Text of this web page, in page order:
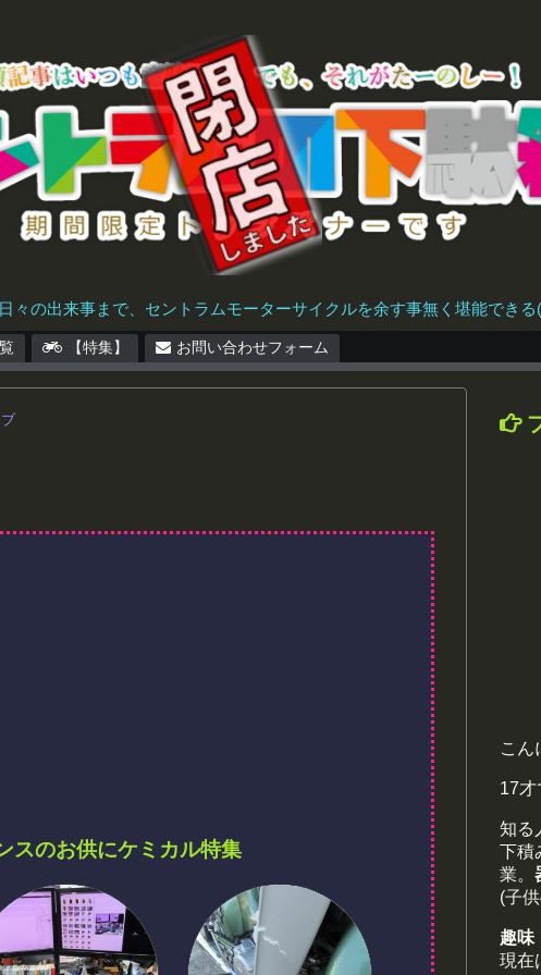
々の出来事まで、セントラムモーターサイクルを余す事無く堪能できる
【特集】 お問い合わせフォーム
スのお供にケミカル特集
こん
17才
知る
下積
業。
(子
趣味
現在